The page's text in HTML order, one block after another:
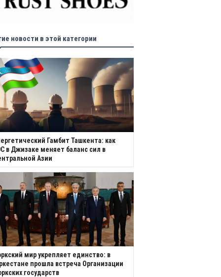
новости в этой категории
Гамбит Ташкента: как
в Джизаке меняет баланс сил в
Азии
мир укрепляет единство: в
прошла встреча Организации
государств